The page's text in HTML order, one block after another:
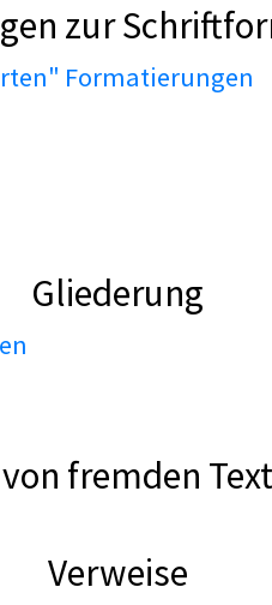
zur
Formatierungen
Gliederung
fremden
Verweise